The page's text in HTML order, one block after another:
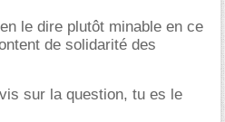
le dire plutôt minable en ce
de solidarité des
sur la question, tu es le